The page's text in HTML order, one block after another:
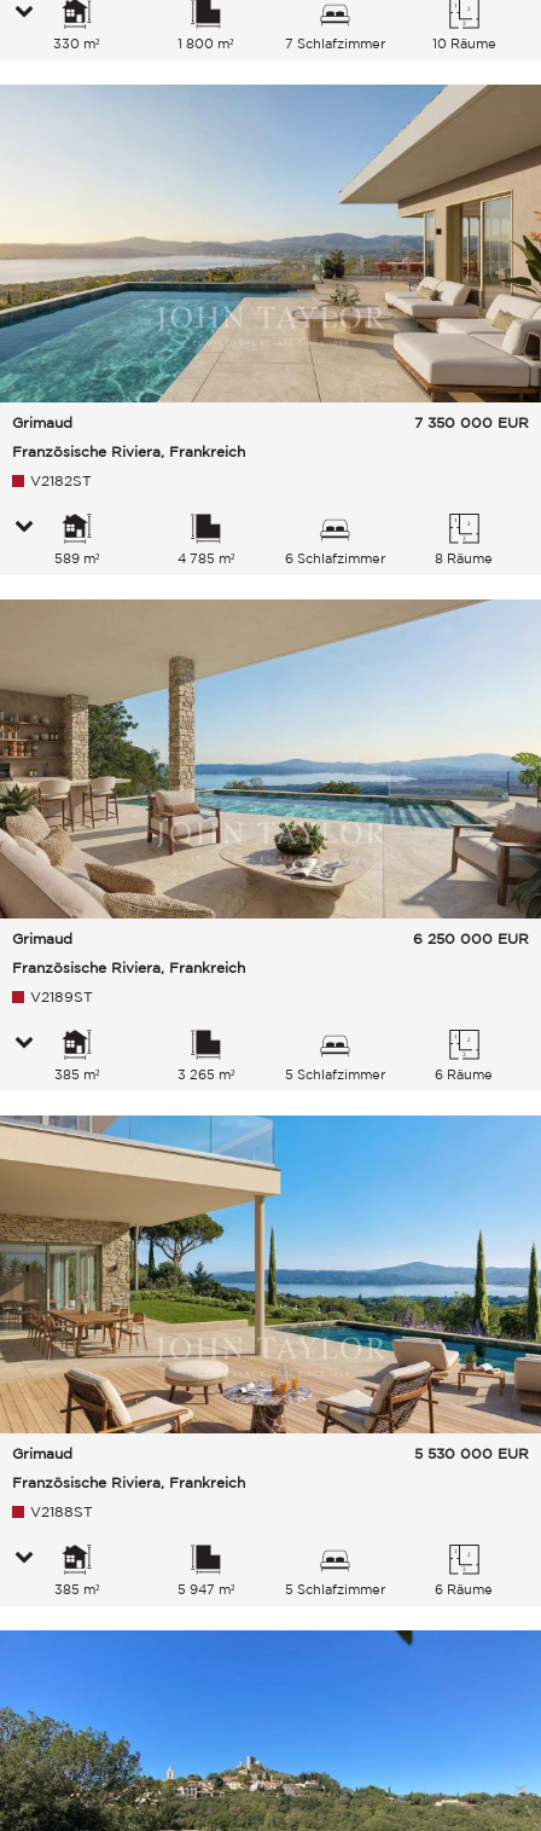
330 m² 1 800 m² 7 Schlafzimmer 10 Räume
Grimaud
Französische Riviera, Frankreich
7 350 000 EUR
V2182ST
589 m² 4 785 m² 6 Schlafzimmer 8 Räume
Grimaud
Französische Riviera, Frankreich
6 250 000 EUR
V2189ST
385 m² 3 265 m² 5 Schlafzimmer 6 Räume
Grimaud
Französische Riviera, Frankreich
5 530 000 EUR
V2188ST
385 m² 5 947 m² 5 Schlafzimmer 6 Räume